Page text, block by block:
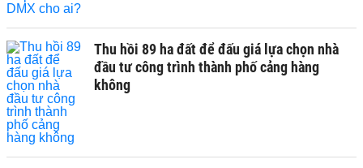
Thu hồi 89 ha đất để đấu giá lựa chọn nhà
đầu tư công trình thành phố cảng hàng
không